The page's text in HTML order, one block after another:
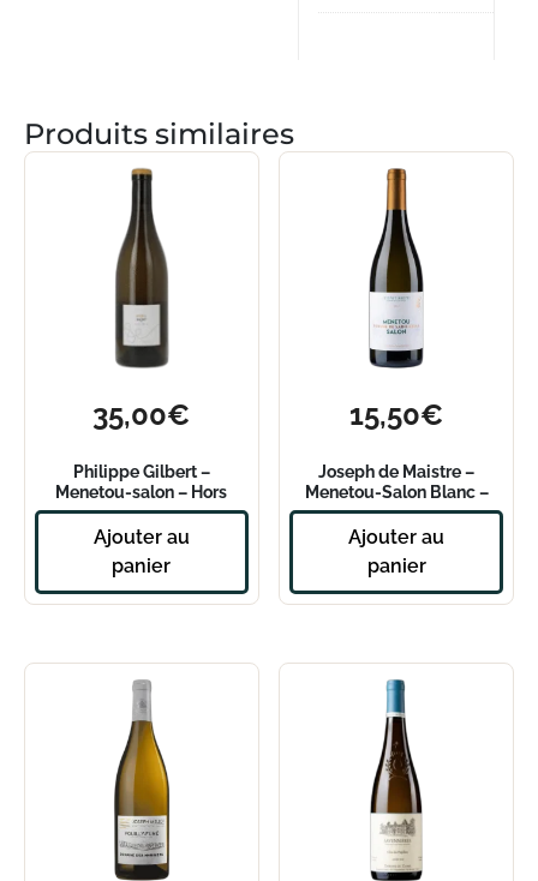
Produits similaires
35,00€
Philippe Gilbert –
Menetou-salon – Hors
Sujet 2020
Ajouter au
panier
15,50€
Joseph de Maistre –
Menetou-Salon Blanc –
Prieuré Des Céols 2023
Ajouter au
panier